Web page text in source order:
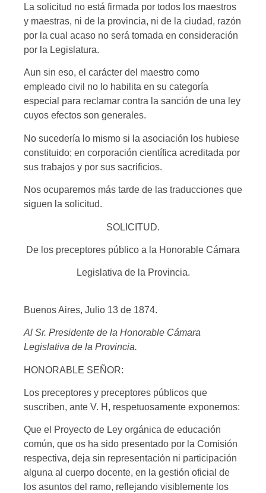
La solicitud no está firmada por todos los maestros
y maestras, ni de la provincia, ni de la ciudad, razón
por la cual acaso no será tomada en consideración
por la Legislatura.
Aun sin eso, el carácter del maestro como
empleado civil no lo habilita en su categoría
especial para reclamar contra la sanción de una ley
cuyos efectos son generales.
No sucedería lo mismo si la asociación los hubiese
constituido; en corporación científica acreditada por
sus trabajos y por sus sacrificios.
Nos ocuparemos más tarde de las traducciones que
siguen la solicitud.
SOLICITUD.
De los preceptores público a la Honorable Cámara
Legislativa de la Provincia.
Buenos Aires, Julio 13 de 1874.
Al Sr. Presidente de la Honorable Cámara
Legislativa de la Provincia.
HONORABLE SEÑOR:
Los preceptores y preceptores públicos que
suscriben, ante V. H, respetuosamente exponemos:
Que el Proyecto de Ley orgánica de educación
común, que os ha sido presentado por la Comisión
respectiva, deja sin representación ni participación
alguna al cuerpo docente, en la gestión oficial de
los asuntos del ramo, reflejando visiblemente los